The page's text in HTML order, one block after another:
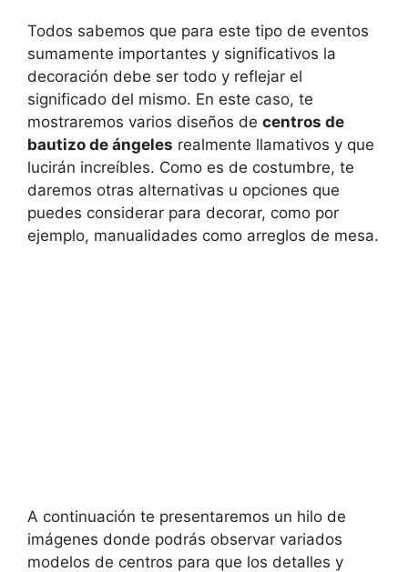
Todos sabemos que para este tipo de eventos
sumamente importantes y significativos la
decoración debe ser todo y reflejar el
significado del mismo. En este caso, te
mostraremos varios diseños de centros de
bautizo de ángeles realmente llamativos y que
lucirán increíbles. Como es de costumbre, te
daremos otras alternativas u opciones que
puedes considerar para decorar, como por
ejemplo, manualidades como arreglos de mesa.
A continuación te presentaremos un hilo de
imágenes donde podrás observar variados
modelos de centros para que los detalles y